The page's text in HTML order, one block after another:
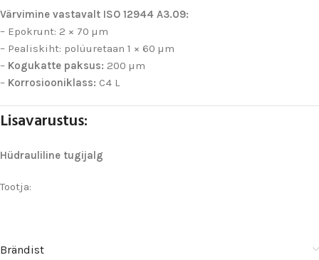
Värvimine vastavalt ISO 12944 A3.09:
– Epokrunt: 2 × 70 µm
– Pealiskiht: polüuretaan 1 × 60 µm
– Kogukatte paksus: 200 µm
– Korrosiooniklass: C4 L
Lisavarustus:
Hüdrauliline tugijalg
Tootja:
Brändist